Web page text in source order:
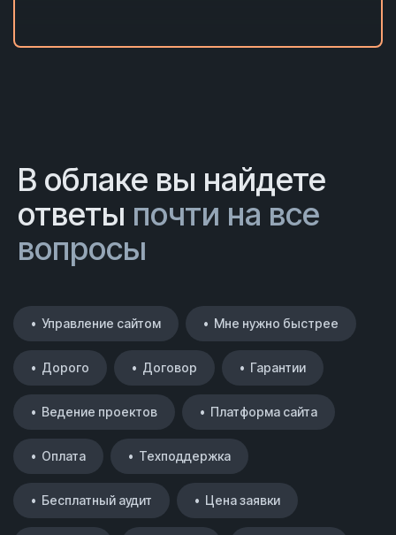
В облаке вы найдете
ответы почти на все
вопросы
• Управление сайтом • Мне нужно быстрее
• Дорого • Договор • Гарантии
• Ведение проектов • Платформа сайта
• Оплата • Техподдержка
• Бесплатный аудит • Цена заявки